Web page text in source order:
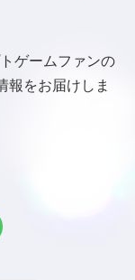
ゲームファンの
報をお届けしま